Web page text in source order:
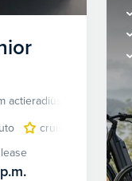
lichtmetalen velgen 5-
actieradius
Elektrisch
cruise control
p.m.